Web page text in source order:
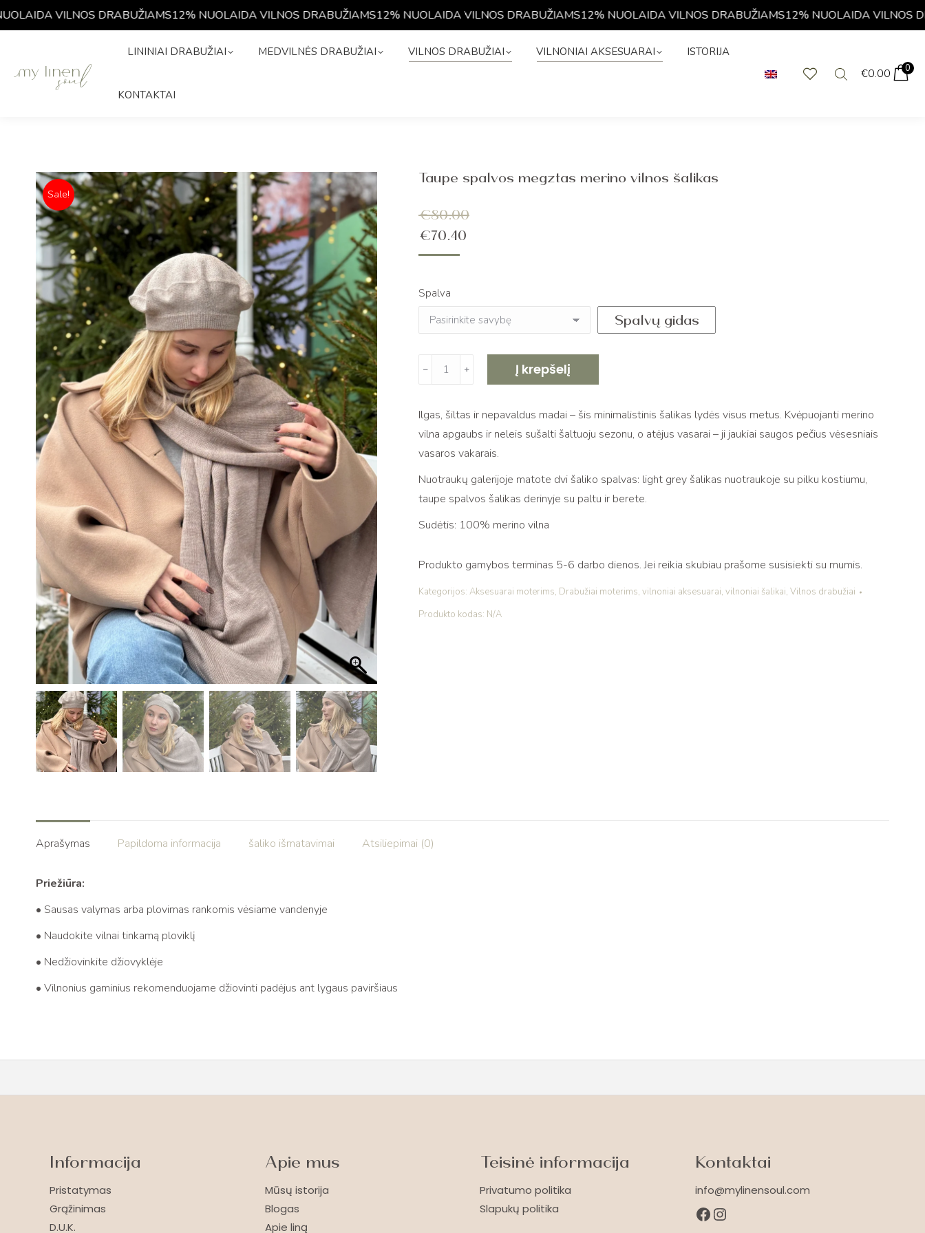
VILNOS DRABUŽIAMS12% NUOLAIDA VILNOS DRABUŽIAMS12% NUOLAIDA VILNOS DRABUŽIAMS12% NUOLAIDA VILNOS DRABUŽIAMS12% NUOLAIDA VILNOS
LININIAI DRABUŽIAI MEDVILNĖS DRABUŽIAI VILNOS DRABUŽIAI VILNONIAI AKSESUARAI ISTORIJA
KONTAKTAI
€0.00 0
Sale!
Taupe spalvos megztas merino vilnos šalikas
€80.00
€70.40
Spalva
Spalvų gidas
produkto
kiekis:
spalvos
megztas
merino
vilnos
šalikas
﹣ ﹢ Į krepšelį
Ilgas, šiltas ir nepavaldus madai – šis minimalistinis šalikas lydės visus metus. Kvėpuojanti merino
vilna apgaubs ir neleis sušalti šaltuoju sezonu, o atėjus vasarai – ji jaukiai saugos pečius vėsesniais
vasaros vakarais.
Nuotraukų galerijoje matote dvi šaliko spalvas: light grey šalikas nuotraukoje su pilku kostiumu,
taupe spalvos šalikas derinyje su paltu ir berete.
Sudėtis: 100% merino vilna
Produkto gamybos terminas 5-6 darbo dienos. Jei reikia skubiau prašome susisiekti su mumis.
Kategorijos: Aksesuarai moterims, Drabužiai moterims, vilnoniai aksesuarai, vilnoniai šalikai, Vilnos drabužiai
Produkto kodas: N/A
Aprašymas Papildoma informacija šaliko išmatavimai Atsiliepimai (0)
Priežiūra:
• Sausas valymas arba plovimas rankomis vėsiame vandenyje
• Naudokite vilnai tinkamą ploviklį
• Nedžiovinkite džiovyklėje
• Vilnonius gaminius rekomenduojame džiovinti padėjus ant lygaus paviršiaus
Informacija
Pristatymas
Grąžinimas
D.U.K.
Apie mus
Mūsų istorija
Blogas
Apie liną
Teisinė informacija
Privatumo politika
Slapukų politika
Kontaktai
info@mylinensoul.com
Facebook
Instagram
LININIAI DRABUŽIAI MEDVILNĖS DRABUŽIAI VILNOS DRABUŽIAI VILNONIAI AKSESUARAI